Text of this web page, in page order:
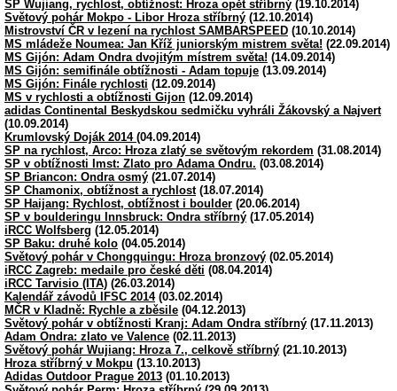
SP Wujiang, rychlost, obtížnost: Hroza opět stříbrný (19.10.2014)
Světový pohár Mokpo - Libor Hroza stříbrný (12.10.2014)
Mistrovství ČR v lezení na rychlost SAMBARSPEED (10.10.2014)
MS mládeže Noumea: Jan Kříž juniorským mistrem světa! (22.09.2014)
MS Gijón: Adam Ondra dvojitým místrem světa! (14.09.2014)
MS Gijón: semifinále obtížnosti - Adam topuje (13.09.2014)
MS Gijón: Finále rychlosti (12.09.2014)
MS v rychlosti a obtížnosti Gijon (12.09.2014)
adidas Continental Beskydskou sedmičku vyhráli Žákovský a Najvert
(10.09.2014)
Krumlovský Doják 2014 (04.09.2014)
SP na rychlost, Arco: Hroza zlatý se světovým rekordem (31.08.2014)
SP v obtížnosti Imst: Zlato pro Adama Ondru. (03.08.2014)
SP Briancon: Ondra osmý (21.07.2014)
SP Chamonix, obtížnost a rychlost(18.07.2014)
SP Haijang: Rychlost, obtížnost i boulder (20.06.2014)
SP v boulderingu Innsbruck: Ondra stříbrný (17.05.2014)
iRCC Wolfsberg (12.05.2014)
SP Baku: druhé kolo (04.05.2014)
Světový pohár v Chongquingu: Hroza bronzový (02.05.2014)
iRCC Zagreb: medaile pro české děti (08.04.2014)
iRCC Tarvisio (ITA) (26.03.2014)
Kalendář závodů IFSC 2014(03.02.2014)
MČR v Kladně: Rychle a zběsile (04.12.2013)
Světový pohár v obtížnosti Kranj: Adam Ondra stříbrný (17.11.2013)
Adam Ondra: zlato ve Valence (02.11.2013)
Světový pohár Wujiang: Hroza 7., celkově stříbrný (21.10.2013)
Hroza stříbrný v Mokpu (13.10.2013)
Adidas Outdoor Prague 2013 (01.10.2013)